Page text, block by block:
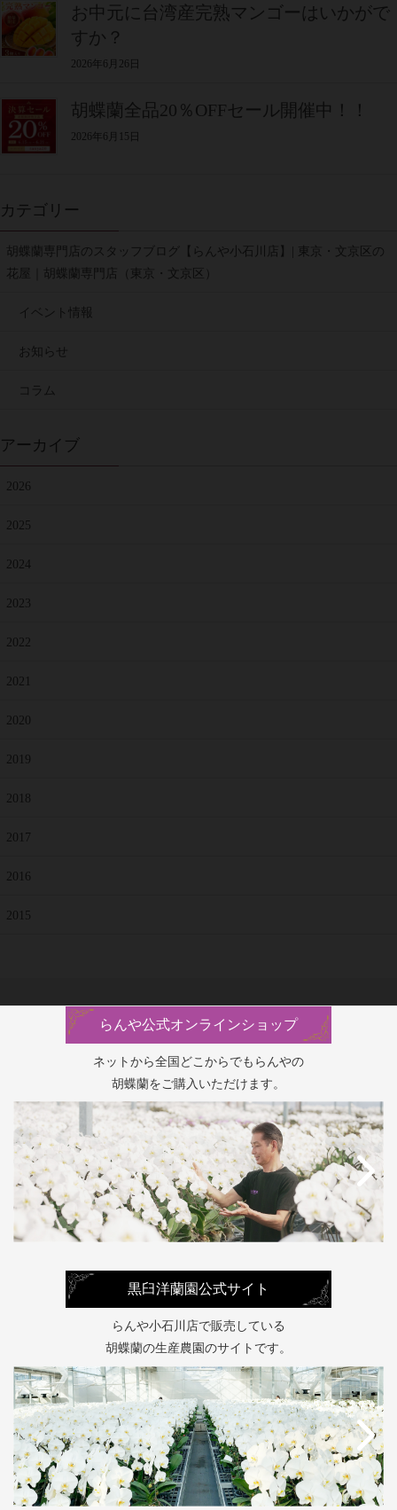
お中元に台湾産完熟マンゴーはいかがで
すか？
2026年6月26日
胡蝶蘭全品20％OFFセール開催中！！
2026年6月15日
カテゴリー
胡蝶蘭専門店のスタッフブログ【らんや小石川店】| 東京・文京区の
花屋｜胡蝶蘭専門店（東京・文京区）
イベント情報
お知らせ
コラム
アーカイブ
2026
2025
2024
2023
2022
2021
2020
2019
2018
2017
2016
2015
らんや公式オンラインショップ
ネットから全国どこからでもらんやの
胡蝶蘭をご購入いただけます。
黒臼洋蘭園公式サイト
らんや小石川店で販売している
胡蝶蘭の生産農園のサイトです。